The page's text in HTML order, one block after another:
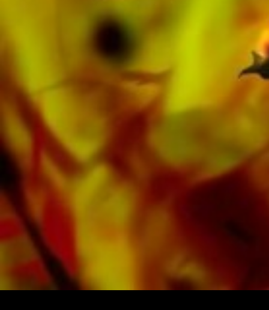
suisse. En plus de la partition pour Brass Band
vous trouverez également de la littérature dans
d'autres formats tels que Brass Band,
Orchestre d'Harmonie, Orchestre Juniors,
Ensemble de cuivres, Ensemble à vent,
Orchestre Symphonique aussi bien que CDs et
Éducation musicale. Une grande partie de la
littérature de l'éditeur provenant de fanfares
de premier plan telles que le Black Dyke
Band, le Cory Band, le Brighouse & Rastrick
Band ou l'Oberaargauer Brass Band a été
enregistrée sur Obrasso Records. Tous les
supports sonores sont également disponibles
numériquement sur les portails populaires
d'Apple, d'Amazon, de Google, de Spotify et
d'autres fournisseurs du monde entier.
Toutes les partitions d'Obrasso sont produites
sur du papier de haute qualité. Le papier à
lettres légèrement jaunâtre offre un bon